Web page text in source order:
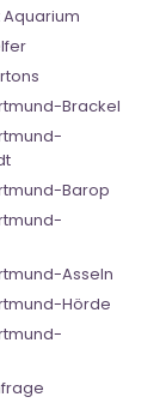
Brackel
Barop
Asseln
Hörde